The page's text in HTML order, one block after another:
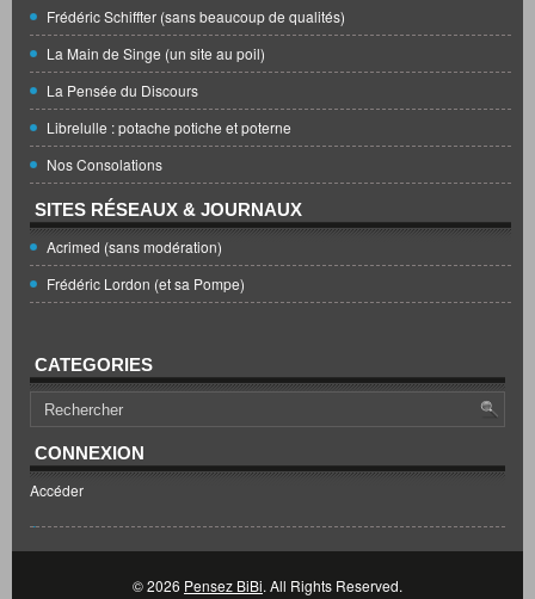
Frédéric Schiffter (sans beaucoup de qualités)
La Main de Singe (un site au poil)
La Pensée du Discours
Librelulle : potache potiche et poterne
Nos Consolations
SITES RÉSEAUX & JOURNAUX
Acrimed (sans modération)
Frédéric Lordon (et sa Pompe)
CATEGORIES
CONNEXION
Accéder
© 2026 Pensez BiBi. All Rights Reserved.